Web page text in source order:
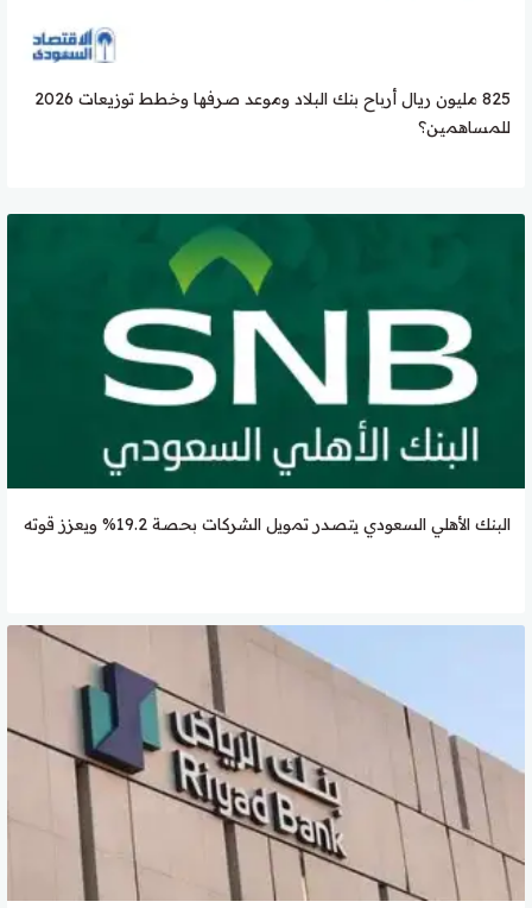
825 مليون ريال أرباح بنك البلاد وموعد صرفها وخطط توزيعات 2026
للمساهمين؟
البنك الأهلي السعودي يتصدر تمويل الشركات بحصة 19.2% ويعزز قوته